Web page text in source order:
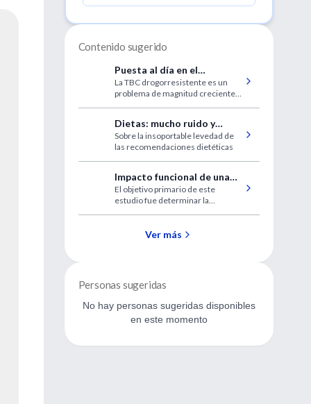
Contenido sugerido
Puesta al día en el
tratamiento de la
tuberculosis resistente
La TBC drogorresistente es un
problema de magnitud creciente,
Dietas: mucho ruido y
pocas nueces
Sobre la insoportable levedad de
las recomendaciones dietéticas
Impacto funcional de una
lesión torácica menor
El objetivo primario de este
estudio fue determinar la
menor, egresados directamente
Ver más
Personas sugeridas
No hay personas sugeridas disponibles
en este momento